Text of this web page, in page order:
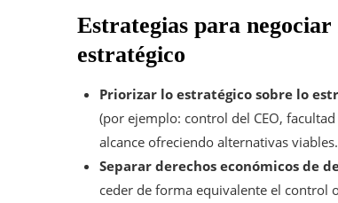
Estrategias para
estratégico
Priorizar lo estratégico sobre lo
(por ejemplo: control del CEO,
alcance ofreciendo alternativas viables.
Separar derechos económicos de
ceder de forma equivalente el control